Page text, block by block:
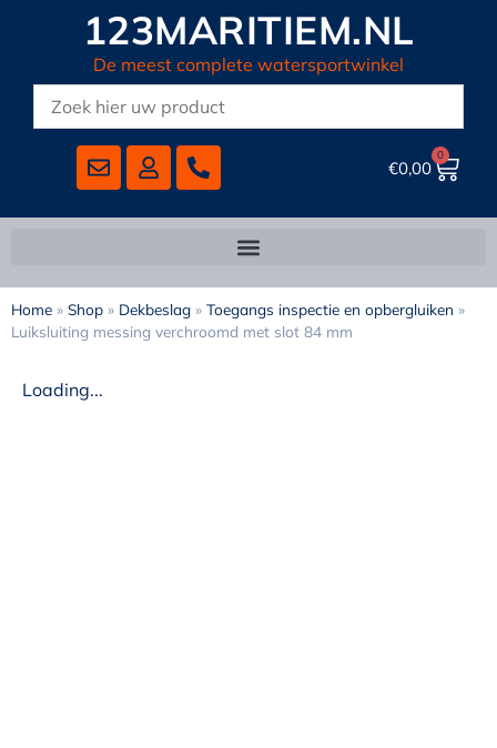
123MARITIEM.NL
De meest complete watersportwinkel
€0,00
0
Home » Shop » Dekbeslag » Toegangs inspectie en opbergluiken »
Luiksluiting messing verchroomd met slot 84 mm
Loading...